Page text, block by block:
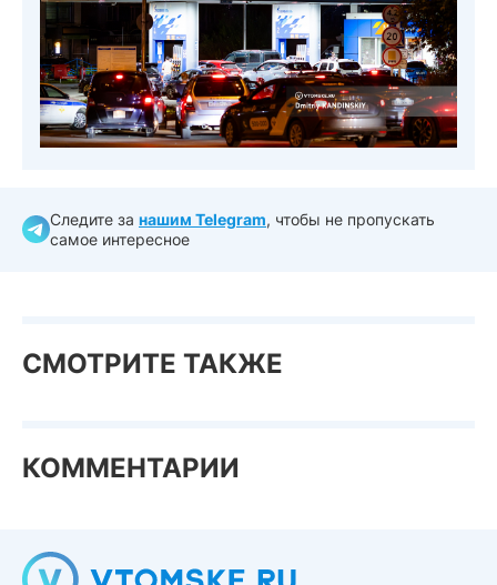
Следите за нашим Telegram, чтобы не пропускать
самое интересное
СМОТРИТЕ ТАКЖЕ
КОММЕНТАРИИ